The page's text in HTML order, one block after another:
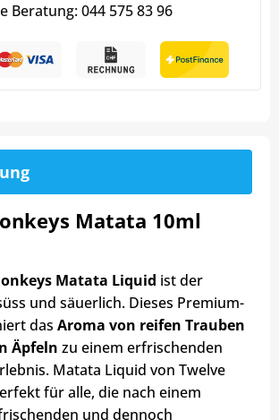
Beratung: 044 575 83 96
Matata 10ml
Matata Liquid ist der
und säuerlich. Dieses Premium-
das Aroma von reifen Trauben
Äpfeln zu einem erfrischenden
Matata Liquid von Twelve
für alle, die nach einem
und dennoch